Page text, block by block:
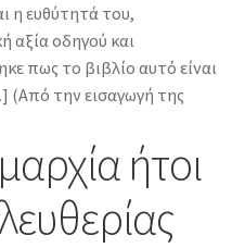
η ευθύτητά του,
αξία οδηγού και
πως το βιβλίο αυτό είναι
(Από την εισαγωγή της
ήτοι